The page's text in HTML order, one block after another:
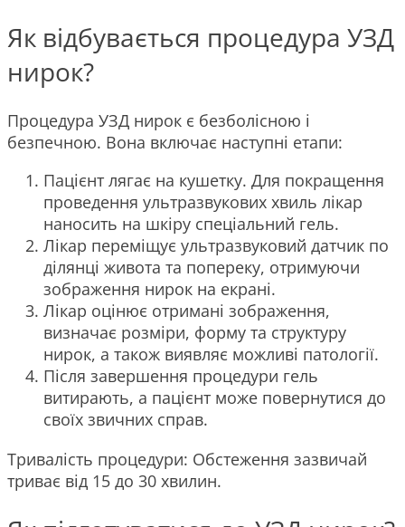
Як відбувається процедура УЗД
нирок?
Процедура УЗД нирок є безболісною і
безпечною. Вона включає наступні етапи:
Пацієнт лягає на кушетку. Для покращення
проведення ультразвукових хвиль лікар
наносить на шкіру спеціальний гель.
Лікар переміщує ультразвуковий датчик по
ділянці живота та попереку, отримуючи
зображення нирок на екрані.
Лікар оцінює отримані зображення,
визначає розміри, форму та структуру
нирок, а також виявляє можливі патології.
Після завершення процедури гель
витирають, а пацієнт може повернутися до
своїх звичних справ.
Тривалість процедури: Обстеження зазвичай
триває від 15 до 30 хвилин.